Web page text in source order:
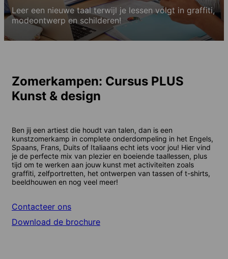
Leer een nieuwe taal terwijl je lessen volgt in graffiti,
modeontwerp en schilderen!
Zomerkampen: Cursus PLUS
Kunst & design
Ben jij een artiest die houdt van talen, dan is een
kunstzomerkamp in complete onderdompeling in het Engels,
Spaans, Frans, Duits of Italiaans echt iets voor jou! Hier vind
je de perfecte mix van plezier en boeiende taallessen, plus
tijd om te werken aan jouw kunst met activiteiten zoals
graffiti, zelfportretten, het ontwerpen van tassen of t-shirts,
beeldhouwen en nog veel meer!
Contacteer ons
Download de brochure